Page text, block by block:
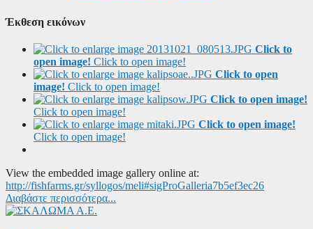
Έκθεση εικόνων
Click to
open image! Click to open image!
Click to open
image! Click to open image!
Click to open image!
Click to open image!
Click to open image!
Click to open image!
View the embedded image gallery online at:
http://fishfarms.gr/syllogos/meli#sigProGalleria7b5ef3ec26
Διαβάστε περισσότερα...